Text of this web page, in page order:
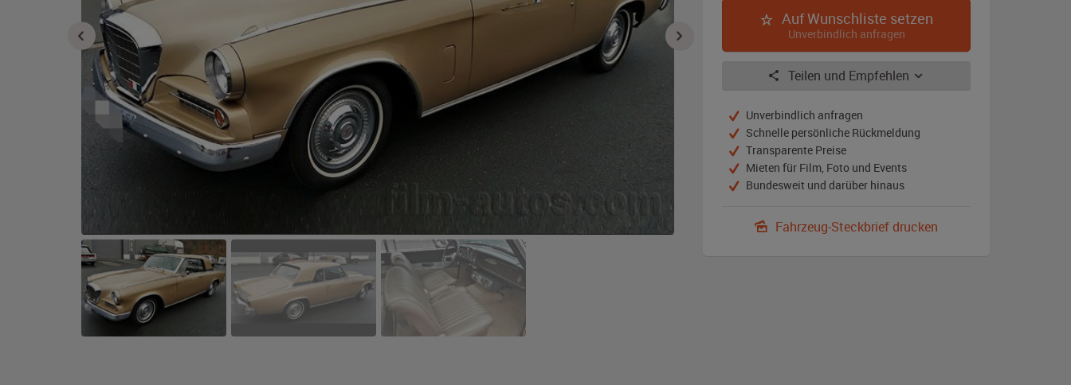
Auf Wunschliste setzen
Unverbindlich anfragen
Teilen und Empfehlen
Unverbindlich anfragen
Schnelle persönliche Rückmeldung
Transparente Preise
Mieten für Film, Foto und Events
Bundesweit und darüber hinaus
Fahrzeug-Steckbrief drucken